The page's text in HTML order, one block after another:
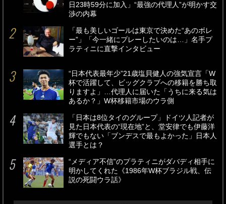
日23時59分に加入」“最強の代理人”が明かす交
渉の内幕
「最も美しいゴールは東京で決めた“あのボレ
ー”」「今一緒にプレーしたいのは…」名手プ
ラティニに直撃インタビュー
“日本代表最年少”21歳塩貝健人の強気宣言「W
杯で活躍して、ビッグクラブへの移籍を勝ち取
りますよ」…代理人に届いた「うちに来る気は
あるか？」W杯移籍市場のウラ側
「日本は8位タイのグループ」ドイツ人記者が
見た日本代表の“現在地”と、堂安律でも伊藤洋
輝でもない「ブンデスで最もよかった」日本人
選手とは？
“メディア不信”のプラティニがダバディ相手に
明かしてくれた《1986年W杯ブラジル戦、伝
説の死闘ウラ話》